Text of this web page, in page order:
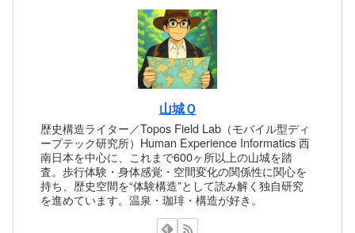
山城Ｑ
歴史構造ライター／Topos Field Lab（モバイル型ディ
ープテック研究所）Human Experience Informatics 西
南日本を中心に、これまで600ヶ所以上の山城を踏
査。歩行体験・身体感覚・空間変化の関係性に関心を
持ち、歴史空間を“体験構造”として読み解く独自研究
を進めています。温泉・珈琲・構造が好き。